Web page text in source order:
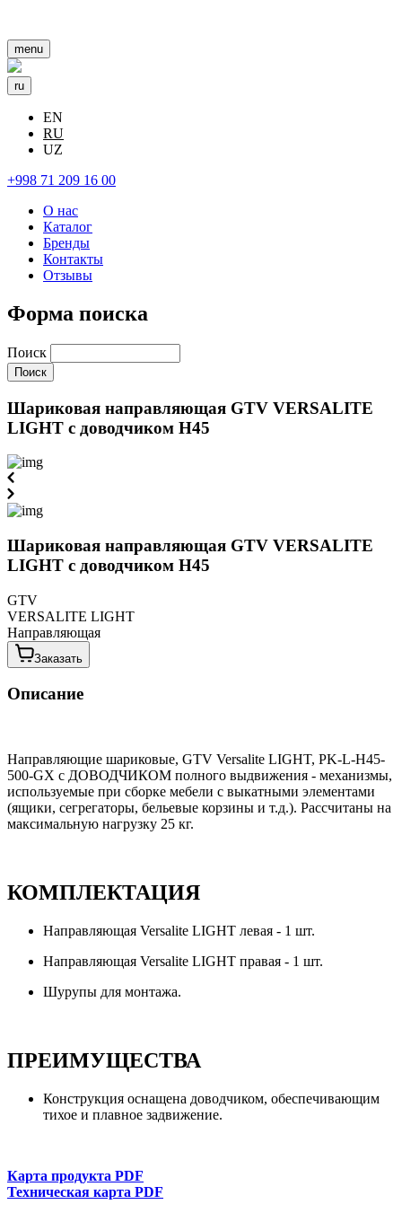
menu
ru
EN
RU
UZ
+998 71 209 16 00
О нас
Каталог
Бренды
Контакты
Отзывы
Форма поиска
Поиск
Шариковая направляющая GTV VERSALITE
LIGHT с доводчиком H45
Шариковая направляющая GTV VERSALITE
LIGHT с доводчиком H45
GTV
VERSALITE LIGHT
Направляющая
Заказать
Описание
Направляющие шариковые, GTV Versalite LIGHT, PK-L-H45-
500-GX с ДОВОДЧИКОМ полного выдвижения - механизмы,
используемые при сборке мебели с выкатными элементами
(ящики, сегрегаторы, бельевые корзины и т.д.). Рассчитаны на
максимальную нагрузку 25 кг.
КОМПЛЕКТАЦИЯ
Направляющая Versalite LIGHT левая - 1 шт.
Направляющая Versalite LIGHT правая - 1 шт.
Шурупы для монтажа.
ПРЕИМУЩЕСТВА
Конструкция оснащена доводчиком, обеспечивающим
тихое и плавное задвижение.
Карта продукта PDF
Техническая карта PDF